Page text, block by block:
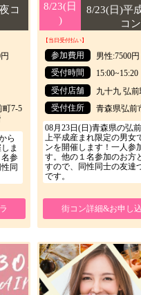
コ
7-5
ら
ま
参
同
8/23(日
)
8/23(日
)
8/23(日)平
コ
【当日受付払い】
参加費用
男性:7500
受付時間
15:00~15:20
受付店舗
九十九 弘
受付住所
青森県弘前
08月23日(日)青森県の弘
上平成産まれ限定の男女
ンを開催します！一人参
す。他の１名参加のお方
すので、同性同士の友達
です。
街コン詳細&お申し